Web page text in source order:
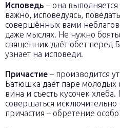
Исповедь – она
важно, исповедуясь,
совершённых вами
даже мыслях. Не нужно
священник даёт обет перед
узнает на исповеди.
Причастие – производится
Батюшка даёт паре молодых
вина и съесть кусочек
совершаться
причастия – обретение